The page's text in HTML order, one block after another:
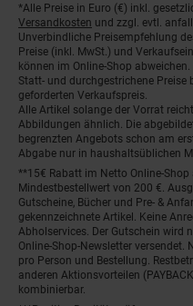
Fußnoten
*Alle Preise in Euro (€) inkl.
Versandkosten und zzgl. evtl.
Unverbindliche Preisempfehlung
Preise (inkl. MwSt.) und
können im Online-Shop abweichen.
Statt- und durchgestrichene Preise
geforderten Verkaufspreis.
Alle Artikel solange der Vorrat
Abbildungen ähnlich. Die
begrenzten Angebots schon am
Abgabe nur in haushaltsüblichen
**15€ Rabatt im Netto Online-
Mindestbestellwert von 200 €.
Gutscheine, Bücher und Pre- &
gekennzeichnete Artikel. Keine
Abholservices. Der Gutschein wird
Online-Shop-Newsletter versendet.
pro Person und Bestellung.
anderen Aktionsvorteilen
kombinierbar.